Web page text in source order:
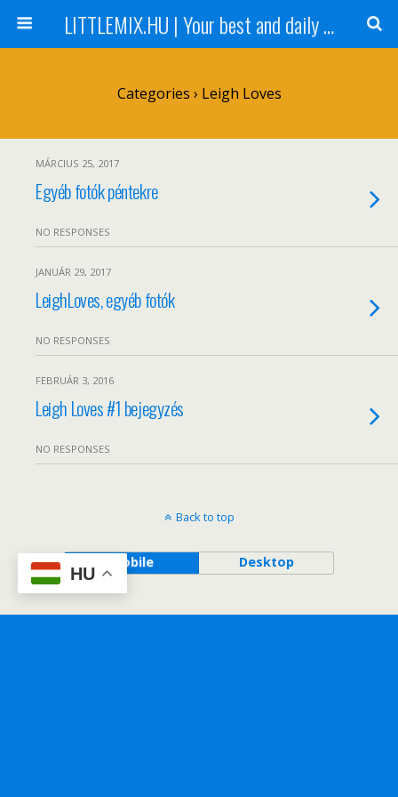
LITTLEMIX.HU | Your best and daily updated fansite about Little Mix
Categories › Leigh Loves
MÁRCIUS 25, 2017
Egyéb fotók péntekre
NO RESPONSES
JANUÁR 29, 2017
LeighLoves, egyéb fotók
NO RESPONSES
FEBRUÁR 3, 2016
Leigh Loves #1 bejegyzés
NO RESPONSES
Back to top
Mobile Desktop
HU